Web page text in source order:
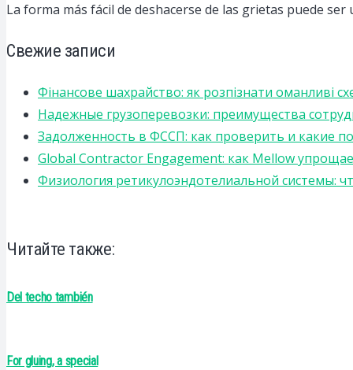
La forma más fácil de deshacerse de las grietas puede
Свежие записи
Фінансове шахрайство: як розпізнати оманливі
Надежные грузоперевозки: преимущества
Задолженность в ФССП: как проверить и какие
Global Contractor Engagement: как Mellow
Физиология ретикулоэндотелиальной системы:
Читайте также:
Del techo también
For gluing, a special